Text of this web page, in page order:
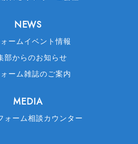
NEWS
ームイベント情報
部からのお知らせ
ーム雑誌のご案内
MEDIA
ォーム相談カウンター